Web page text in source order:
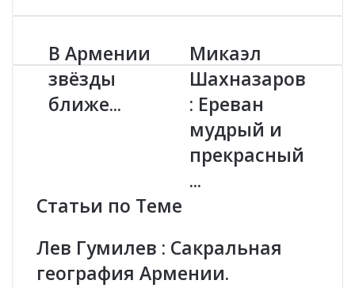
В
А
р
м
е
ё
д
б
В Армении
звёзды
ближе...
М
и
к
а
э
л
а
а
о
Микаэл
Шахназаров
: Ереван
мудрый и
прекрасный
...
Статьи по Теме
Лев Гумилев : Сакральная
география Армении.